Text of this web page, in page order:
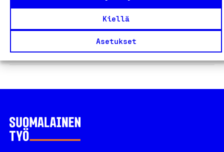
Kiellä
Asetukset
Arkivé Care -tahrasaippua
Arkivé Academy Oy, Tuote
Siivoustuotteet